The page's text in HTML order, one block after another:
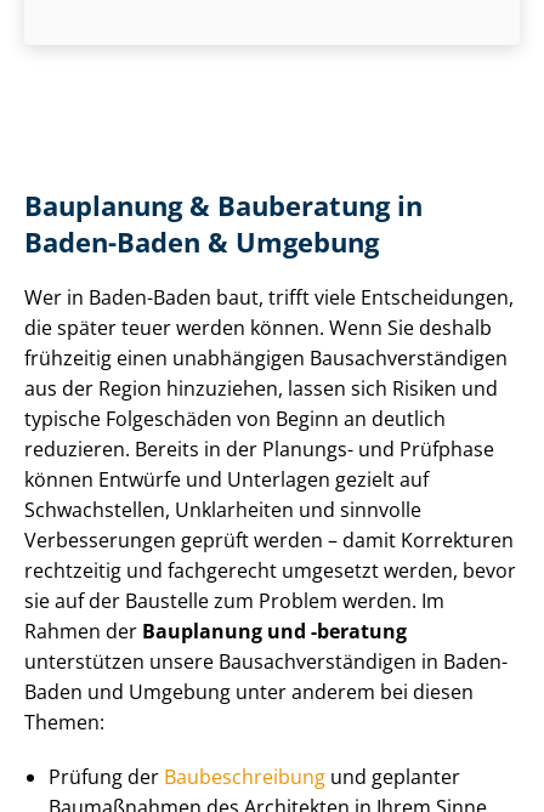
Bauplanung & Bauberatung in
Baden-Baden & Umgebung
Wer in Baden-Baden baut, trifft viele Entscheidungen,
die später teuer werden können. Wenn Sie deshalb
frühzeitig einen unabhängigen Bau­sach­ver­stän­di­gen
aus der Region hinzuziehen, lassen sich Risiken und
typische Folgeschäden von Beginn an deutlich
reduzieren. Bereits in der Planungs- und Prüfphase
können Entwürfe und Unterlagen gezielt auf
Schwachstellen, Unklarheiten und sinnvolle
Verbesserungen geprüft werden – damit Korrekturen
rechtzeitig und fachgerecht umgesetzt werden, bevor
sie auf der Baustelle zum Problem werden. Im
Rahmen der Bauplanung und -beratung
unterstützen unsere Bau­sach­ver­stän­di­gen in Baden-
Baden und Umgebung unter anderem bei diesen
Themen:
Prüfung der Baubeschreibung und geplanter